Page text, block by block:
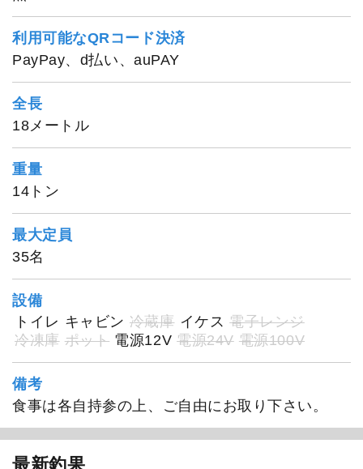
利用可能なQRコード決済
PayPay、d払い、auPAY
全長
18メートル
重量
14トン
最大定員
35名
設備
トイレ キャビン 冷蔵庫 イケス 電子レンジ
冷凍庫 ポット 電源12V 電源24V 電源100V
備考
食事は各自持参の上、ご自由にお取り下さい。
最新釣果